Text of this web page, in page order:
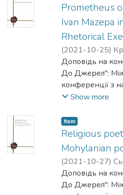
Корзо М. А.
duszy" Кассиана
Киево-
ресурс] /
- До Джерел":
конференція з
заснування
академії /
Електронні
https://youtu.be/
ue_89 - Назва з
публікації:
перегляду:
Prometheus
Ivan Mazepa
Rhetorical
(2021-10-25)
Доповідь на
До Джерел":
конференції з
заснування
Кріссідіс Н.
Ivan Mazepa in
Exercises
Ніколаос
Джерел":
конференція з
Show more
Item
Religious
Mohylanian
(2021-10-27)
Доповідь на
До Джерел":